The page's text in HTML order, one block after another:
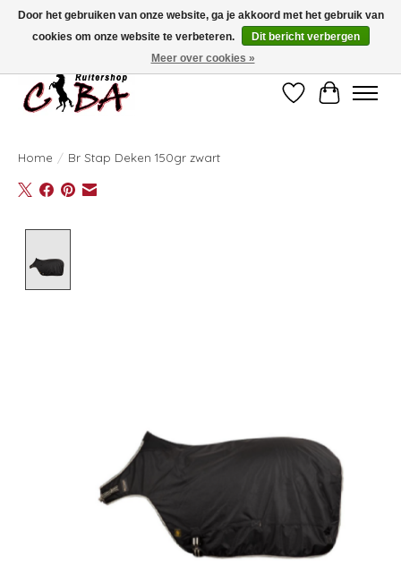
Bij vragen kan u ons contacteren op het nummer 011/60.67.34 ofciba@skynet.be
Ambachtstraat 22 A, 3530 Helchteren
Verlanglijst
Home / Br Stap Deken 150gr zwart
Door het gebruiken van onze website, ga je akkoord met het gebruik van
cookies om onze website te verbeteren.
Dit bericht verbergen
Meer over cookies »